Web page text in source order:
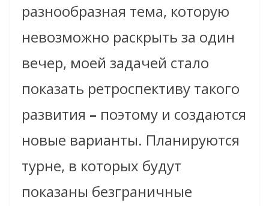
разнообразная тема, которую
невозможно раскрыть за один
вечер, моей задачей стало
показать ретроспективу такого
развития – поэтому и создаются
новые варианты. Планируются
турне, в которых будут
показаны безграничные